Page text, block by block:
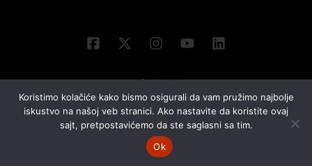
© 2026 NOVA EKONOMIJA | SVA PRAVA ZADŽANA | DEVELOPED BY
Koristimo kolačiće kako bismo osigurali da vam pružimo najbolje
iskustvo na našoj veb stranici. Ako nastavite da koristite ovaj
sajt, pretpostavićemo da ste saglasni sa tim.
Ok